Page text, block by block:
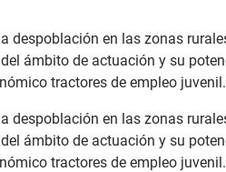
despoblación en las zonas
ámbito de actuación y su
tractores de empleo juvenil.
despoblación en las zonas
ámbito de actuación y su
tractores de empleo juvenil.